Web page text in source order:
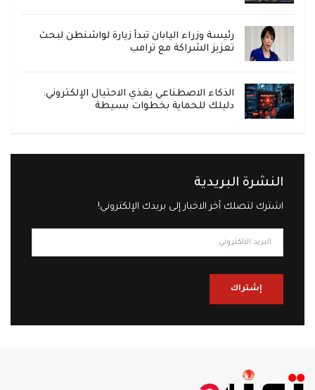
رئيسة وزراء اليابان تبدأ زيارة لواشنطن لبحث
تعزيز الشراكة مع ترامب
الذكاء الاصطناعي يغذي الاحتيال الإلكتروني:
دليلك للحماية بخطوات بسيطة
النشرة البريدية
اشترك لتصلك آخر الاخبار إلى بريدك الإلكتروني!
إشتراك